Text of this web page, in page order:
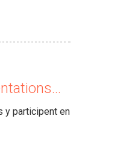
y participent en